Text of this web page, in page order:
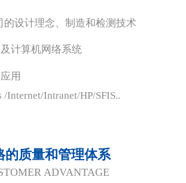
的设计理念、制造和检测技术
计算机网络系统
用
/Internet/Intranet/HP/SFIS..
的质量和管理体系
ADVANTAGE